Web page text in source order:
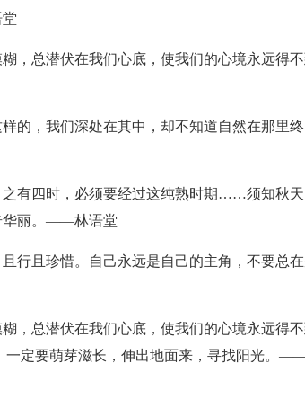
，总潜伏在我们心底，使我们的心境永远得
样的，我们深处在其中，却不知道自然在那
之有四时，必须要经过这纯熟时期……须知秋
华丽。——林语堂
且行且珍惜。自己永远是自己的主角，不要
，总潜伏在我们心底，使我们的心境永远得
一定要萌芽滋长，伸出地面来，寻找阳光。